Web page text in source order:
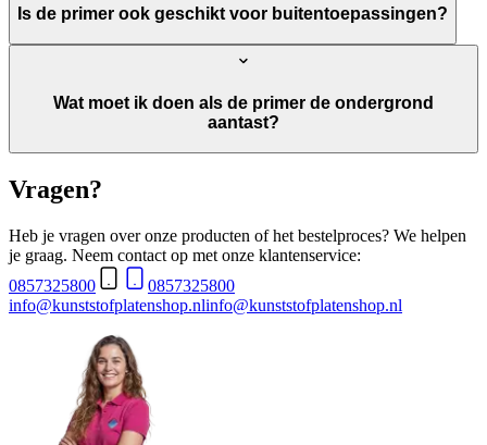
Is de primer ook geschikt voor buitentoepassingen?
Wat moet ik doen als de primer de ondergrond
aantast?
Vragen?
Heb je vragen over onze producten of het bestelproces? We helpen
je graag. Neem contact op met onze klantenservice:
0857325800
0857325800
info@kunststofplatenshop.nlinfo@kunststofplatenshop.nl